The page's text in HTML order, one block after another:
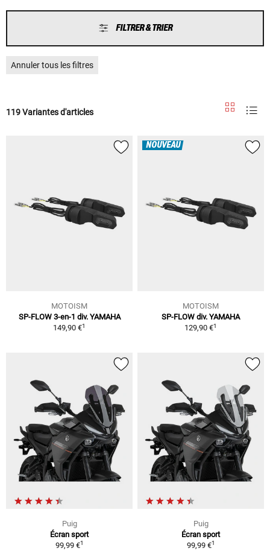
FILTRER & TRIER
Annuler tous les filtres
119 Variantes d'articles
MOTOISM
SP-FLOW 3-en-1 div. YAMAHA
149,90 €1
NOUVEAU
MOTOISM
SP-FLOW div. YAMAHA
129,90 €1
Puig
Écran sport
99,99 €1
Puig
Écran sport
99,99 €1